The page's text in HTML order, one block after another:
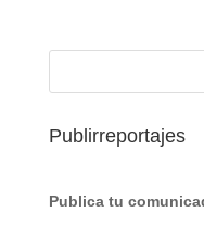
Publirreportajes
Publica tu